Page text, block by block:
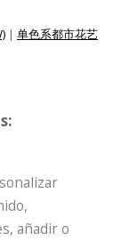
| 单色系都市花艺
añadir o